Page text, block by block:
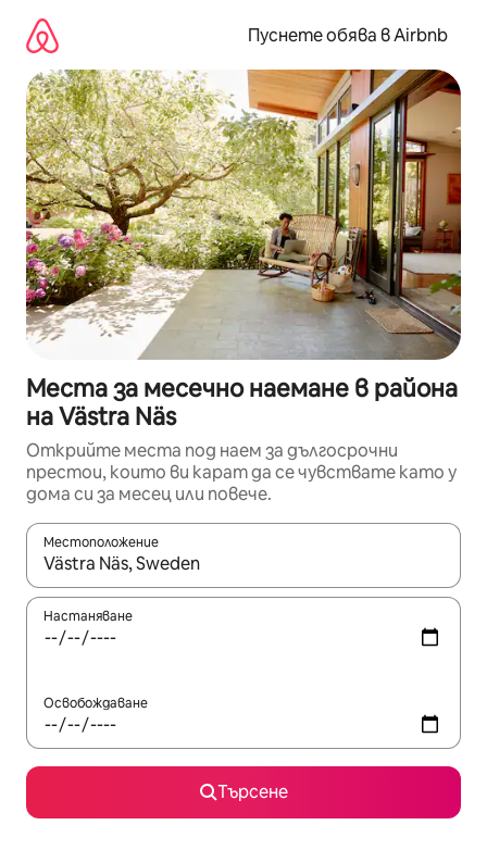
съдържанието
Пуснете обява в Airbnb
Места за месечно наемане в района
на Västra Näs
Открийте места под наем за дългосрочни
престои, които ви карат да се чувствате като у
дома си за месец или повече.
Местоположение
Когато резултатите се покажат, използвайте
Настаняване
Освобождаване
Търсене